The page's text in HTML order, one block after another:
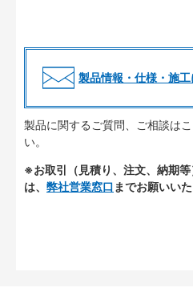
製品情報・仕様・施
製品に関するご質問、ご相談は
い。
※お取引（見積り、注文、納期
は、 弊社営業窓口 までお願いいた